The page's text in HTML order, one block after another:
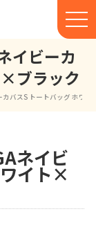
イビーカ
ブラック
カバスS トートバッグ ホワ
ネイビ
イト×